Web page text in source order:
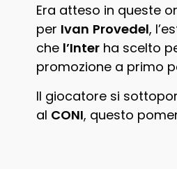
Era atteso in queste
per Ivan Provedel,
che l’Inter ha scelto
promozione a primo
Il giocatore si
al CONI, questo